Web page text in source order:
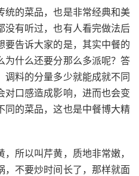
统的菜品，也是非常经典和美
没有听过，也有人看完做法后
要告诉大家的是，其实中餐的
为什么还要分那么多派呢？答
调料的分量多少就能成就不同
对口感造成影响，进而也会变
同的菜品，这也是中餐博大精
所以叫芹黄，质地非常嫩，
，不要炒时间长了，那样就面